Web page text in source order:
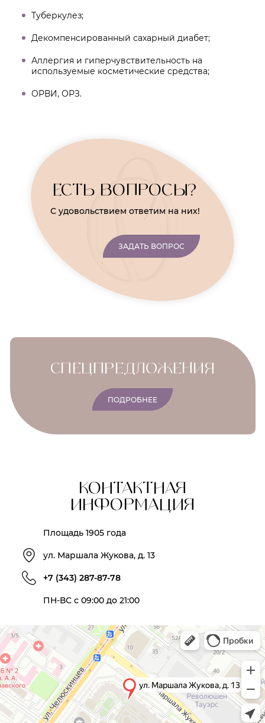
Туберкулез;
Декомпенсированный сахарный диабет;
Аллергия и гиперчувствительность на
используемые косметические средства;
ОРВИ, ОРЗ.
ЕСТЬ ВОПРОСЫ?
С удовольствием ответим на них!
ЗАДАТЬ ВОПРОС
CПЕЦПРЕДЛОЖЕНИЯ
ПОДРОБНЕЕ
КОНТАКТНАЯ
ИНФОРМАЦИЯ
Площадь 1905 года
ул. Маршала Жукова, д. 13
+7 (343) 287-87-78
ПН-ВС с 09:00 до 21:00